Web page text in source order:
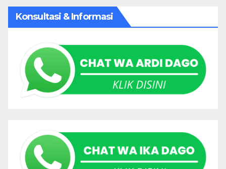
Konsultasi & Informasi